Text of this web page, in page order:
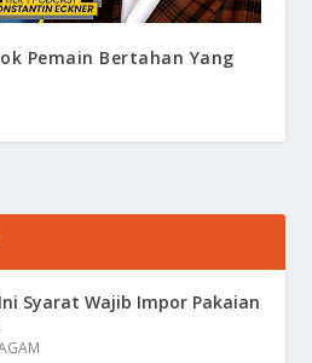
Pemain Bertahan Yang
Syarat Wajib Impor Pakaian